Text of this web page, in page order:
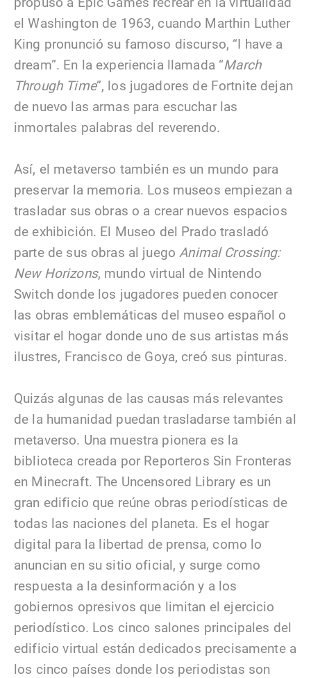
el Washington de 1963, cuando Marthin Luther
King pronunció su famoso discurso, “I have a
dream”. En la experiencia llamada “March
Through Time”, los jugadores de Fortnite dejan
de nuevo las armas para escuchar las
inmortales palabras del reverendo.
Así, el metaverso también es un mundo para
preservar la memoria. Los museos empiezan a
trasladar sus obras o a crear nuevos espacios
de exhibición. El Museo del Prado trasladó
parte de sus obras al juego Animal Crossing:
New Horizons, mundo virtual de Nintendo
Switch donde los jugadores pueden conocer
las obras emblemáticas del museo español o
visitar el hogar donde uno de sus artistas más
ilustres, Francisco de Goya, creó sus pinturas.
Quizás algunas de las causas más relevantes
de la humanidad puedan trasladarse también al
metaverso. Una muestra pionera es la
biblioteca creada por Reporteros Sin Fronteras
en Minecraft. The Uncensored Library es un
gran edificio que reúne obras periodísticas de
todas las naciones del planeta. Es el hogar
digital para la libertad de prensa, como lo
anuncian en su sitio oficial, y surge como
respuesta a la desinformación y a los
gobiernos opresivos que limitan el ejercicio
periodístico. Los cinco salones principales del
edificio virtual están dedicados precisamente a
los cinco países donde los periodistas son